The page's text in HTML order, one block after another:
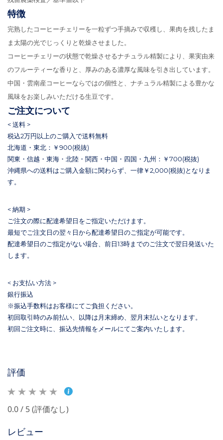
特徴
完熟したコーヒーチェリーを一粒ずつ手摘みで収穫し、果肉を残したま
ま太陽の光でじっくりと乾燥させました。
コーヒーチェリーの状態で乾燥させるナチュラル精製により、果実由来
のフルーティーな香りと、厚みのある濃厚な風味を引き出しています。
中国・雲南産コーヒーならではの個性と、ナチュラル精製による豊かな
風味をお楽しみいただける生豆です。
ご注文について
< 送料 >
税込2万円以上のご購入で送料無料
北海道・東北：￥900(税抜)
関東・信越・東海・北陸・関西・中国・四国・九州：￥700(税抜)
沖縄県への送料はご購入金額に関わらず、一律￥2,000(税抜)となりま
す。
< 納期 >
ご注文の際に配達希望日をご指定いただけます。
最短でご注文日の翌々日から配達希望日のご指定が可能です。
配達希望日のご指定がない場合、前日13時までのご注文で翌日発送いた
します。
< お支払い方法 >
銀行振込
※振込手数料はお客様にてご負担ください。
初回取引時のみ前払い、以降は月末締め、翌月末払いとなります。
初回ご注文時に、振込先情報をメールにてご案内いたします。
評価
0.0 / 5 (評価なし)
レビュー